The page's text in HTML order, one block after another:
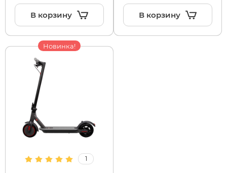
В корзину В корзину
Новинка!
1